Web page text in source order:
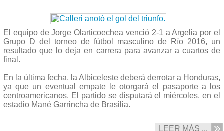
El equipo de Jorge Olarticoechea venció 2-1 a Argelia por el
Grupo D del torneo de fútbol masculino de Río 2016, un
resultado que lo deja en carrera para avanzar a cuartos de
final.
En la última fecha, la Albiceleste deberá derrotar a Honduras,
ya que un eventual empate le otorgará el pasaporte a los
centroamericanos. El partido se disputará el miércoles, en el
estadio Mané Garrincha de Brasilia.
LEER MÁS ...